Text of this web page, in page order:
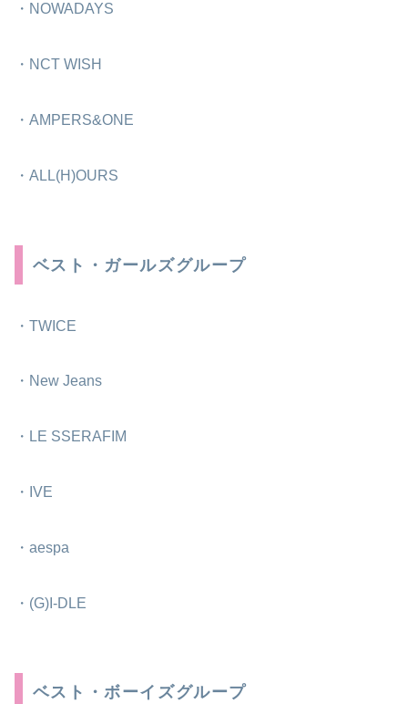
・NOWADAYS
・NCT WISH
・AMPERS&ONE
・ALL(H)OURS
ベスト・ガールズグループ
・TWICE
・New Jeans
・LE SSERAFIM
・IVE
・aespa
・(G)I-DLE
ベスト・ボーイズグループ